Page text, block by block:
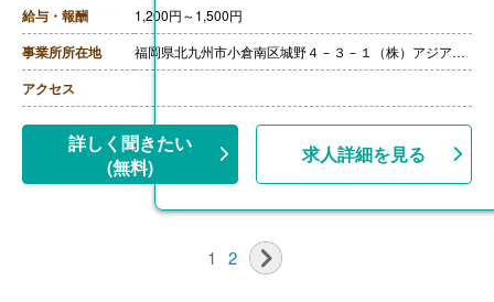
給与・報酬
1,200円～1,500円
事業所所在地 福岡県北九州市小倉南区城野４－３－１（株）アジアケータリングサービス
アクセス
詳しく聞きたい
(無料)
求人詳細を見る
1 2